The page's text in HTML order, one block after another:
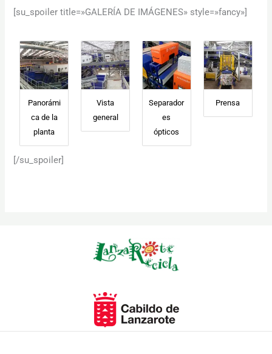
[su_spoiler title=»GALERÍA DE IMÁGENES» style=»fancy»]
Panorámi
ca de la
planta
Vista
general
Separador
es
ópticos
Prensa
[/su_spoiler]